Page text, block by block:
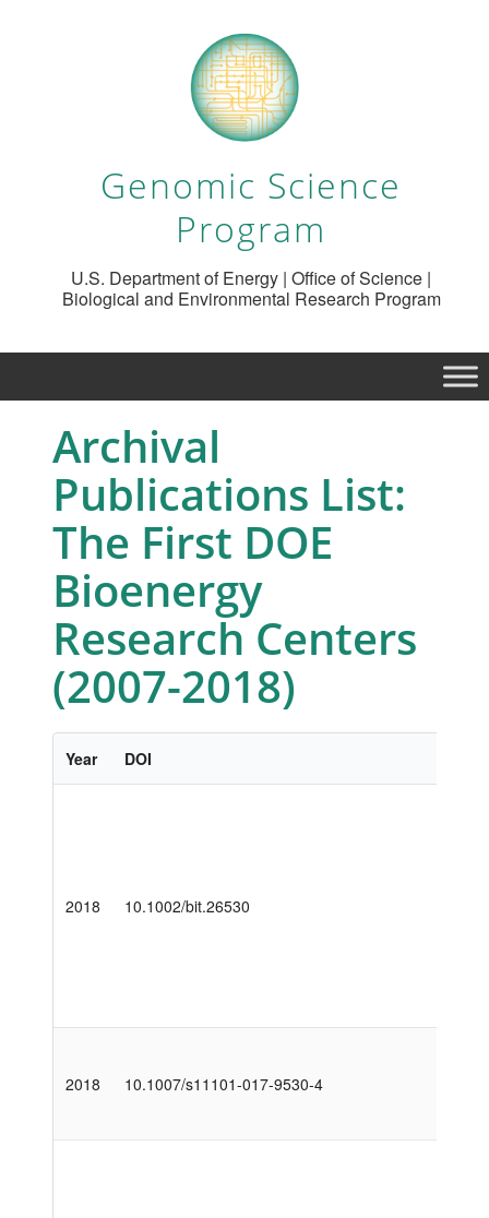
Genomic Science
Program
U.S. Department of Energy | Office of Science |
Biological and Environmental Research Program
Archival
Publications List:
The First DOE
Bioenergy
Research Centers
(2007-2018)
Year DOI
2018 10.1002/bit.26530
2018 10.1007/s11101-017-9530-4